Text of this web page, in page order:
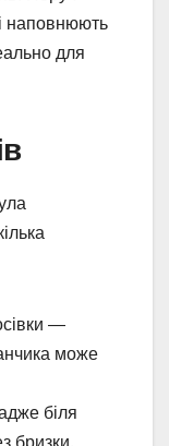
наповнюють
для
—
може
біля